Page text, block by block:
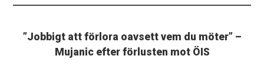
”Jobbigt att förlora oavsett vem du möter” –
Mujanic efter förlusten mot ÖIS